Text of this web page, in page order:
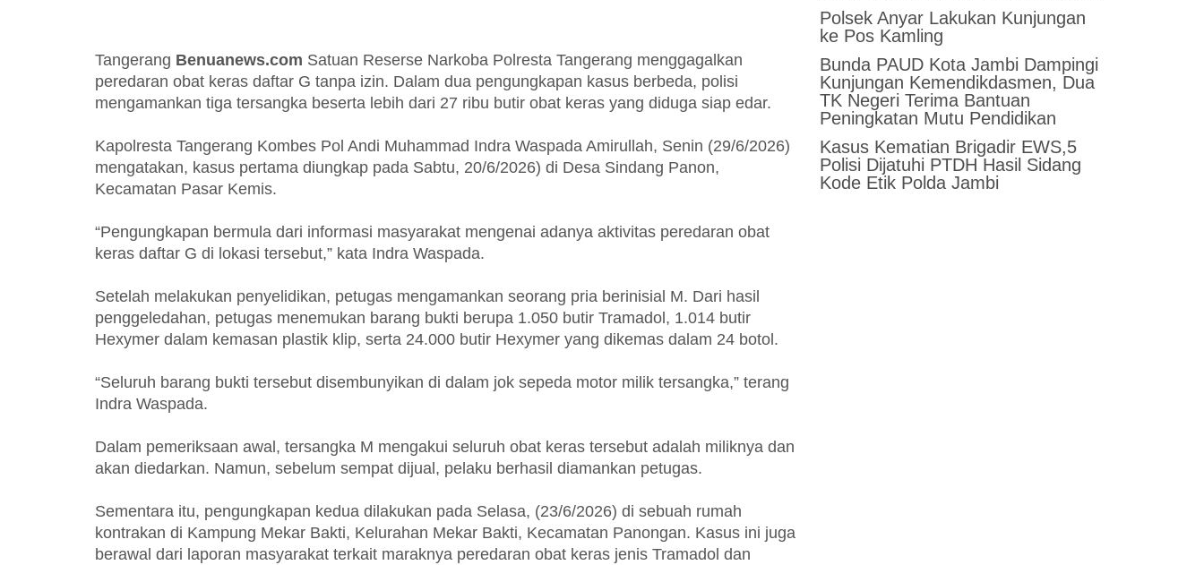
Tangerang Benuanews.com Satuan Reserse Narkoba Polresta Tangerang menggagalkan
peredaran obat keras daftar G tanpa izin. Dalam dua pengungkapan kasus berbeda, polisi
mengamankan tiga tersangka beserta lebih dari 27 ribu butir obat keras yang diduga siap edar.
Kapolresta Tangerang Kombes Pol Andi Muhammad Indra Waspada Amirullah, Senin (29/6/2026)
mengatakan, kasus pertama diungkap pada Sabtu, 20/6/2026) di Desa Sindang Panon,
Kecamatan Pasar Kemis.
“Pengungkapan bermula dari informasi masyarakat mengenai adanya aktivitas peredaran obat
keras daftar G di lokasi tersebut,” kata Indra Waspada.
Setelah melakukan penyelidikan, petugas mengamankan seorang pria berinisial M. Dari hasil
penggeledahan, petugas menemukan barang bukti berupa 1.050 butir Tramadol, 1.014 butir
Hexymer dalam kemasan plastik klip, serta 24.000 butir Hexymer yang dikemas dalam 24 botol.
“Seluruh barang bukti tersebut disembunyikan di dalam jok sepeda motor milik tersangka,” terang
Indra Waspada.
Dalam pemeriksaan awal, tersangka M mengakui seluruh obat keras tersebut adalah miliknya dan
akan diedarkan. Namun, sebelum sempat dijual, pelaku berhasil diamankan petugas.
Sementara itu, pengungkapan kedua dilakukan pada Selasa, (23/6/2026) di sebuah rumah
kontrakan di Kampung Mekar Bakti, Kelurahan Mekar Bakti, Kecamatan Panongan. Kasus ini juga
berawal dari laporan masyarakat terkait maraknya peredaran obat keras jenis Tramadol dan
Polsek Anyar Lakukan Kunjungan
ke Pos Kamling
Bunda PAUD Kota Jambi Dampingi
Kunjungan Kemendikdasmen, Dua
TK Negeri Terima Bantuan
Peningkatan Mutu Pendidikan
Kasus Kematian Brigadir EWS,5
Polisi Dijatuhi PTDH Hasil Sidang
Kode Etik Polda Jambi